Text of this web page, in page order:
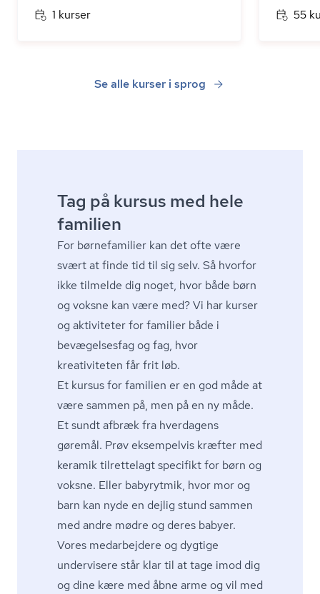
1 kurser 55
Se alle kurser i sprog
Tag på kursus med hele
familien
For børnefamilier kan det ofte være
svært at finde tid til sig selv. Så hvorfor
ikke tilmelde dig noget, hvor både børn
og voksne kan være med? Vi har kurser
og aktiviteter for familier både i
bevægelsesfag og fag, hvor
kreativiteten får frit løb.
Et kursus for familien er en god måde at
være sammen på, men på en ny måde.
Et sundt afbræk fra hverdagens
gøremål. Prøv eksempelvis kræfter med
keramik tilrettelagt specifikt for børn og
voksne. Eller babyrytmik, hvor mor og
barn kan nyde en dejlig stund sammen
med andre mødre og deres babyer.
Vores medarbejdere og dygtige
undervisere står klar til at tage imod dig
og dine kære med åbne arme og vil med